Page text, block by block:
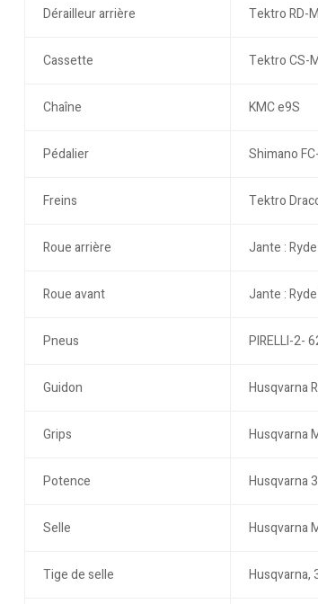
Dérailleur arrière Tektro RD-
Cassette Tektro CS-
Chaîne KMC e9S
Pédalier Shimano
Freins Tektro
Roue arrière Jante :
Roue avant Jante :
Pneus PIRELLI-2-
Guidon Husqvarna
Grips Husqvarna
Potence Husqvarna
Selle Husqvarna
Tige de selle Husqvarna,